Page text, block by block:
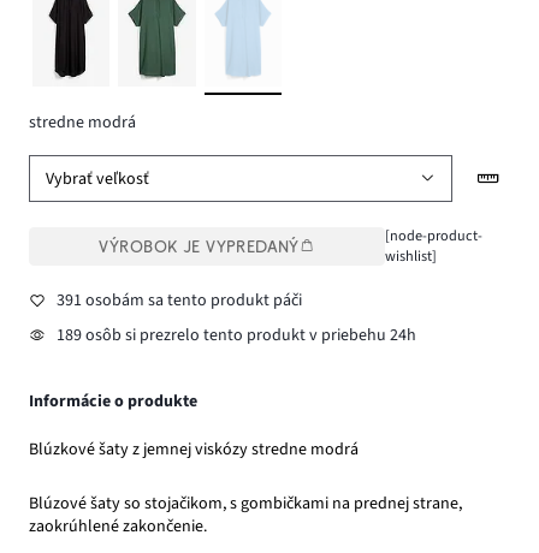
stredne modrá
Vybrať veľkosť
VÝROBOK JE VYPREDANÝ
[node-product-
wishlist]
391 osobám sa tento produkt páči
189 osôb si prezrelo tento produkt v priebehu 24h
Informácie o produkte
Blúzkové šaty z jemnej viskózy stredne modrá
Blúzové šaty so stojačikom, s gombičkami na prednej strane,
zaokrúhlené zakončenie.